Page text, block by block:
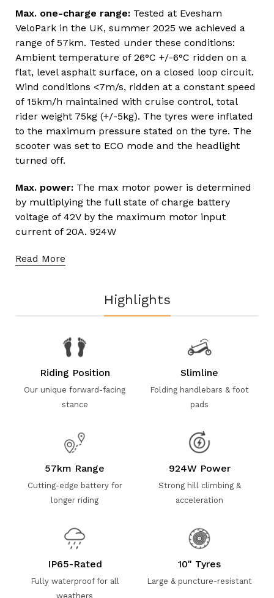
Max. one-charge range: Tested at Evesham
VeloPark in the UK, summer 2025 we achieved a
range of 57km. Tested under these conditions:
Ambient temperature of 26°C +/-6°C ridden on a
flat, level asphalt surface, on a closed loop circuit.
Wind conditions <7m/s, ridden at a constant speed
of 15km/h maintained with cruise control, total
rider weight 75kg (+/-5kg). The tyres were inflated
to the maximum pressure stated on the tyre. The
scooter was set to ECO mode and the headlight
turned off.
Max. power: The max motor power is determined
by multiplying the full state of charge battery
voltage of 42V by the maximum motor input
current of 20A. 924W
Read More
Highlights
Riding Position
Our unique forward-facing
stance
Slimline
Folding handlebars & foot
pads
57km Range
Cutting-edge battery for
longer riding
924W Power
Strong hill climbing &
acceleration
IP65-Rated
Fully waterproof for all
weathers
10" Tyres
Large & puncture-resistant